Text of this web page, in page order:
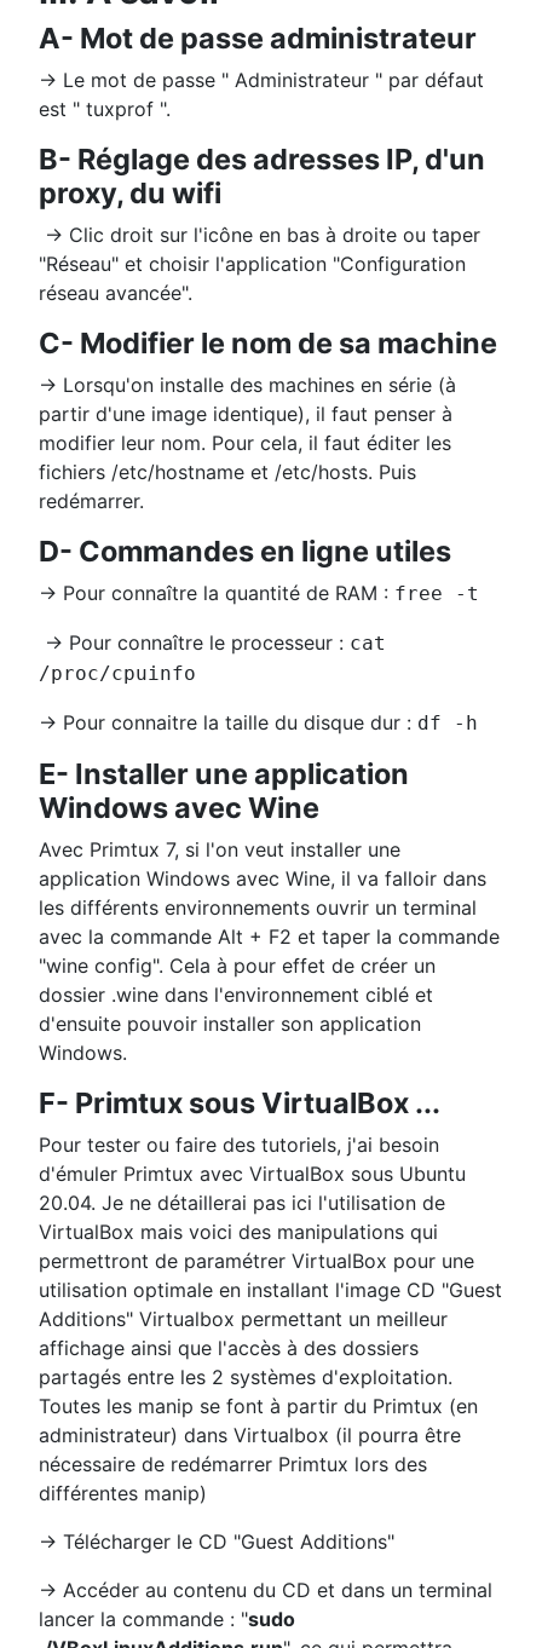
A- Mot de passe administrateur
→ Le mot de passe " Administrateur " par défaut
est " tuxprof ".
B- Réglage des adresses IP, d'un
proxy, du wifi
→ Clic droit sur l'icône en bas à droite ou taper
"Réseau" et choisir l'application "Configuration
réseau avancée".
C- Modifier le nom de sa machine
→ Lorsqu'on installe des machines en série (à
partir d'une image identique), il faut penser à
modifier leur nom. Pour cela, il faut éditer les
fichiers /etc/hostname et /etc/hosts. Puis
redémarrer.
D- Commandes en ligne utiles
→ Pour connaître la quantité de RAM : free -t
→ Pour connaître le processeur : cat
/proc/cpuinfo
→ Pour connaitre la taille du disque dur : df -h
E- Installer une application
Windows avec Wine
Avec Primtux 7, si l'on veut installer une
application Windows avec Wine, il va falloir dans
les différents environnements ouvrir un terminal
avec la commande Alt + F2 et taper la commande
"wine config". Cela à pour effet de créer un
dossier .wine dans l'environnement ciblé et
d'ensuite pouvoir installer son application
Windows.
F- Primtux sous VirtualBox ...
Pour tester ou faire des tutoriels, j'ai besoin
d'émuler Primtux avec VirtualBox sous Ubuntu
20.04. Je ne détaillerai pas ici l'utilisation de
VirtualBox mais voici des manipulations qui
permettront de paramétrer VirtualBox pour une
utilisation optimale en installant l'image CD "Guest
Additions" Virtualbox permettant un meilleur
affichage ainsi que l'accès à des dossiers
partagés entre les 2 systèmes d'exploitation.
Toutes les manip se font à partir du Primtux (en
administrateur) dans Virtualbox (il pourra être
nécessaire de redémarrer Primtux lors des
différentes manip)
→ Télécharger le CD "Guest Additions"
→ Accéder au contenu du CD et dans un terminal
lancer la commande : "sudo